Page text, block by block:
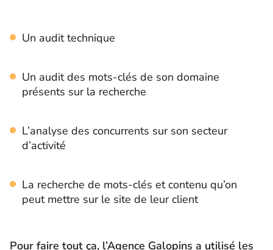
Un audit technique
Un audit des mots-clés de son domaine
présents sur la recherche
L’analyse des concurrents sur son secteur
d’activité
La recherche de mots-clés et contenu qu’on
peut mettre sur le site de leur client
Pour faire tout ça, l’Agence Galopins a utilisé les